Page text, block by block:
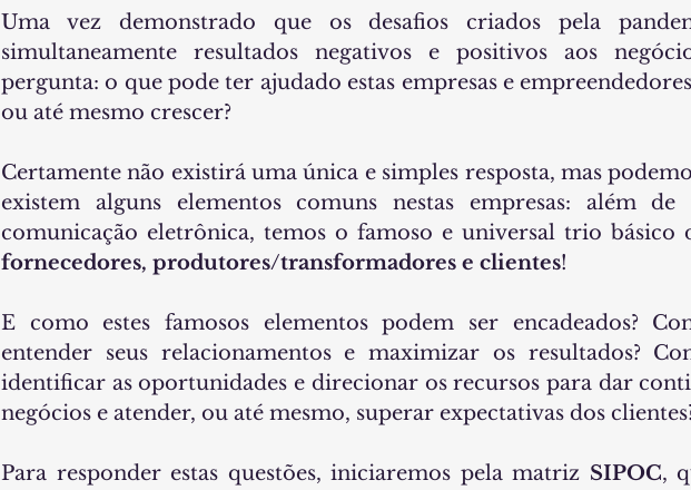
Uma vez demonstrado que os desafios criados pela
simultaneamente resultados negativos e positivos aos
pergunta: o que pode ter ajudado estas empresas e
ou até mesmo crescer?
Certamente não existirá uma única e simples resposta, mas
existem alguns elementos comuns nestas empresas: além de
fornecedores, produtores/transformadores e clientes!
E como estes famosos elementos podem ser encadeados?
entender seus relacionamentos e maximizar os resultados?
identificar as oportunidades e direcionar os recursos para dar
negócios e atender, ou até mesmo, superar expectativas dos
Para responder estas questões, iniciaremos pela matriz SIPOC,